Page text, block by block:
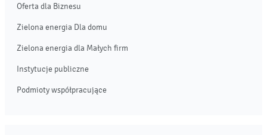
Oferta dla Biznesu
Zielona energia Dla domu
Zielona energia dla Małych firm
Instytucje publiczne
Podmioty współpracujące